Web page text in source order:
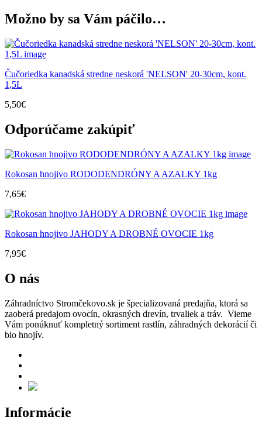
Možno by sa Vám páčilo…
Čučoriedka kanadská stredne neskorá 'NELSON' 20-30cm, kont.
1,5L
5,50€
Odporúčame zakúpiť
Rokosan hnojivo RODODENDRÓNY A AZALKY 1kg
7,65€
Rokosan hnojivo JAHODY A DROBNÉ OVOCIE 1kg
7,95€
O nás
Záhradníctvo Stromčekovo.sk je špecializovaná predajňa, ktorá sa
zaoberá predajom ovocín, okrasných drevín, trvaliek a tráv. Vieme
Vám ponúknuť kompletný sortiment rastlín, záhradných dekorácií či
bio hnojív.
Informácie